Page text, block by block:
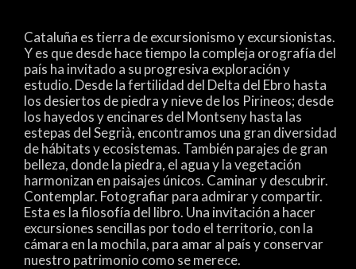
Cataluña es tierra de excursionismo y excursionistas.
Y es que desde hace tiempo la compleja orografía del
país ha invitado a su progresiva exploración y
estudio. Desde la fertilidad del Delta del Ebro hasta
los desiertos de piedra y nieve de los Pirineos; desde
los hayedos y encinares del Montseny hasta las
estepas del Segrià, encontramos una gran diversidad
de hábitats y ecosistemas. También parajes de gran
belleza, donde la piedra, el agua y la vegetación
harmonizan en paisajes únicos. Caminar y descubrir.
Contemplar. Fotografiar para admirar y compartir.
Esta es la filosofía del libro. Una invitación a hacer
excursiones sencillas por todo el territorio, con la
cámara en la mochila, para amar al país y conservar
nuestro patrimonio como se merece.